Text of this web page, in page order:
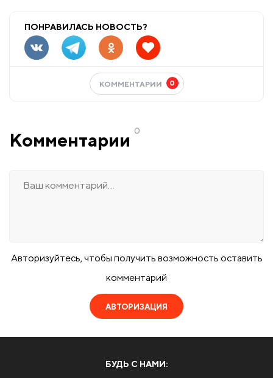
ПОНРАВИЛАСЬ НОВОСТЬ?
КОММЕНТАРИИ 0
Комментарии 0
Авторизуйтесь, чтобы получить возможность оставить
комментарий
АВТОРИЗАЦИЯ
БУДЬ С НАМИ: